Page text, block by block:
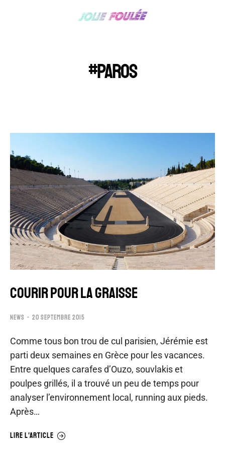
#PAROS
COURIR POUR LA GRAISSE
NEWS 20 SEPTEMBRE 2015
Comme tous bon trou de cul parisien, Jérémie est
parti deux semaines en Grèce pour les vacances.
Entre quelques carafes d’Ouzo, souvlakis et
poulpes grillés, il a trouvé un peu de temps pour
analyser l’environnement local, running aux pieds.
Après…
LIRE L'ARTICLE